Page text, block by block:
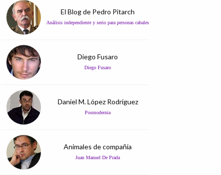
El Blog de Pedro Pitarch
Análisis independiente y serio para personas cabales
Diego Fusaro
Diego Fusaro
Daniel M. López Rodríguez
Posmodernia
Animales de compañía
Juan Manuel De Prada